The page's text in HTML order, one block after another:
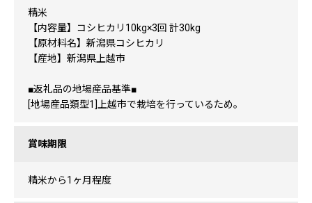
精米
【内容量】コシヒカリ10kg×3回 計30kg
【原材料名】新潟県コシヒカリ
【産地】新潟県上越市
■返礼品の地場産品基準■
[地場産品類型1]上越市で栽培を行っているため。
賞味期限
精米から1ヶ月程度